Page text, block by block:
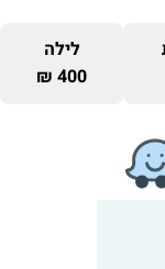
לילה
400 ₪